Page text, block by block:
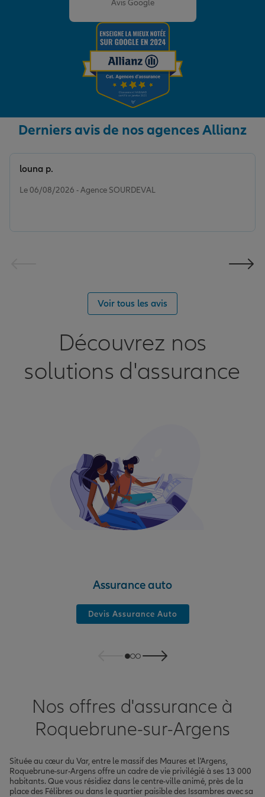
Avis Google
Derniers avis de nos agences Allianz
Le 06/08/2026 - Agence SOURDEVAL
louna p.
Voir tous les avis
Découvrez nos
solutions d'assurance
Assurance auto
Devis Assurance Auto
Nos offres d'assurance à
Roquebrune-sur-Argens
Située au cœur du Var, entre le massif des Maures et l'Argens,
Roquebrune-sur-Argens offre un cadre de vie privilégié à ses 13 000
habitants. Que vous résidiez dans le centre-ville animé, près de la
place des Félibres ou dans le quartier paisible des Issambres avec sa